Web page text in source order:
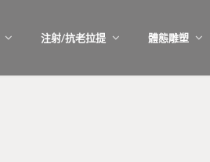
注射/抗老拉提 體態雕塑